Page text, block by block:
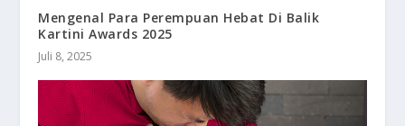
Mengenal Para Perempuan Hebat Di Balik
Kartini Awards 2025
Juli 8, 2025